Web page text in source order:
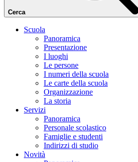
Cerca
Scuola
Panoramica
Presentazione
I luoghi
Le persone
I numeri della scuola
Le carte della scuola
Organizzazione
La storia
Servizi
Panoramica
Personale scolastico
Famiglie e studenti
Indirizzi di studio
Novità